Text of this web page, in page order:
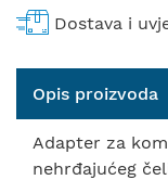
Dostava i
Opis proizvoda
Adapter za
nehrđajućeg